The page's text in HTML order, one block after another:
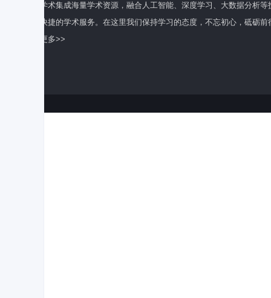
百度学术集成海量学术资源，融合人工智能、深度学习、大数据分析
全面快捷的学术服务。在这里我们保持学习的态度，不忘初心，砥砺前
了解更多>>